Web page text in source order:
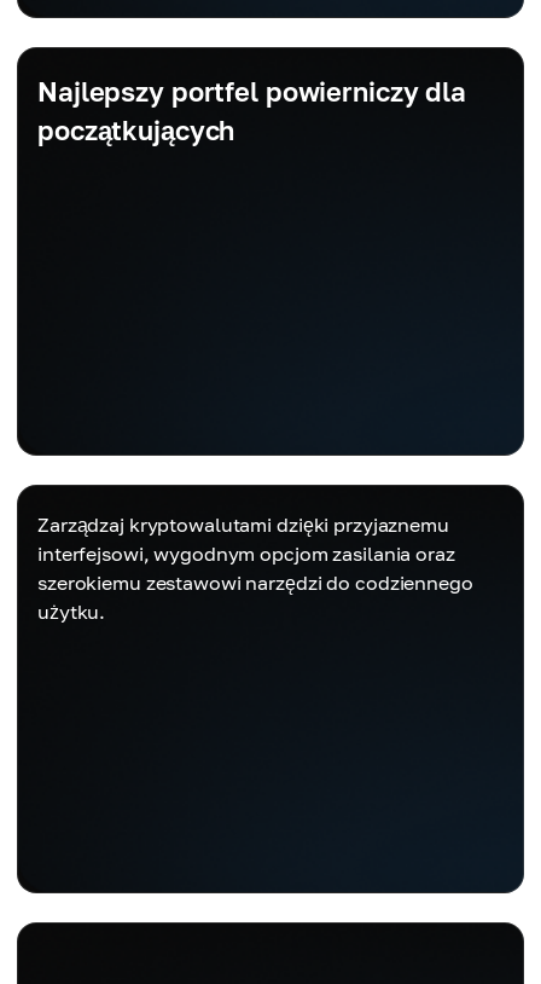
Najlepszy portfel powierniczy dla
początkujących
Zarządzaj kryptowalutami dzięki przyjaznemu
interfejsowi, wygodnym opcjom zasilania oraz
szerokiemu zestawowi narzędzi do codziennego
użytku.